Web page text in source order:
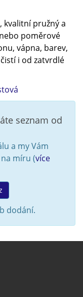
kvalitní pružný a
poměrové
vápna, barev,
i od zatvrdlé
seznam od
a my Vám
míru (více
dodání.